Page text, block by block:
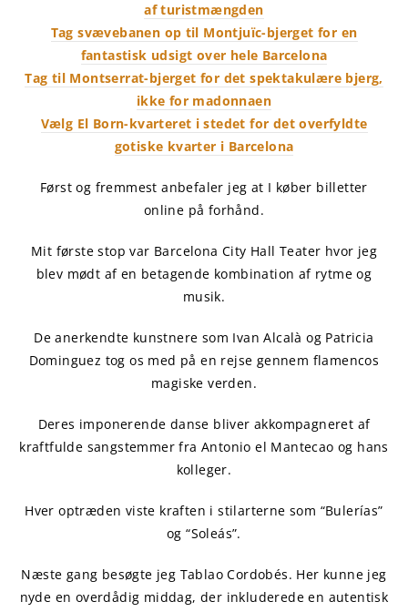
af turistmængden
Tag svævebanen op til Montjuïc-bjerget for en
fantastisk udsigt over hele Barcelona
Tag til Montserrat-bjerget for det spektakulære bjerg,
ikke for madonnaen
Vælg El Born-kvarteret i stedet for det overfyldte
gotiske kvarter i Barcelona
Først og fremmest anbefaler jeg at I køber billetter
online på forhånd.
Mit første stop var Barcelona City Hall Teater hvor jeg
blev mødt af en betagende kombination af rytme og
musik.
De anerkendte kunstnere som Ivan Alcalà og Patricia
Dominguez tog os med på en rejse gennem flamencos
magiske verden.
Deres imponerende danse bliver akkompagneret af
kraftfulde sangstemmer fra Antonio el Mantecao og hans
kolleger.
Hver optræden viste kraften i stilarterne som “Bulerías”
og “Soleás”.
Næste gang besøgte jeg Tablao Cordobés. Her kunne jeg
nyde en overdådig middag, der inkluderede en autentisk